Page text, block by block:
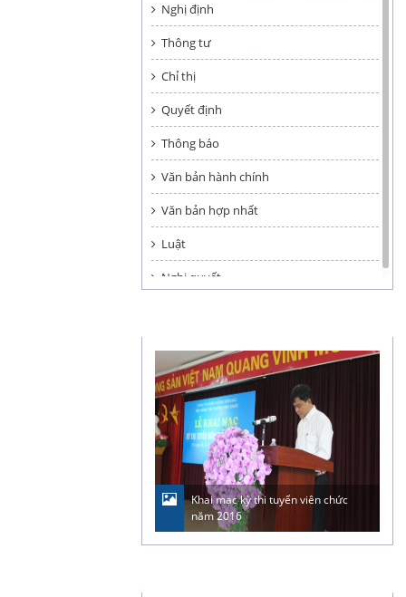
Nghị định
Thông tư
Chỉ thị
Quyết định
Thông báo
Văn bản hành chính
Văn bản hợp nhất
Luật
Nghị quyết
Khai mạc kỳ thi tuyển viên chức
năm 2016